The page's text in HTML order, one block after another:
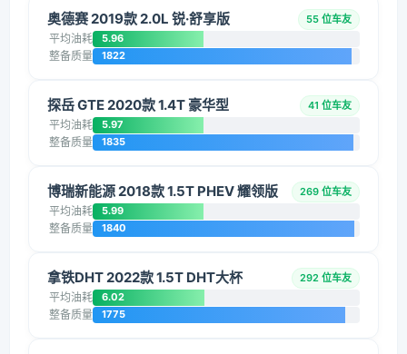
奥德赛 2019款 2.0L 锐·舒享版 55 位车友
平均油耗 5.96
整备质量 1822
探岳 GTE 2020款 1.4T 豪华型 41 位车友
平均油耗 5.97
整备质量 1835
博瑞新能源 2018款 1.5T PHEV 耀领版 269 位车友
平均油耗 5.99
整备质量 1840
拿铁DHT 2022款 1.5T DHT大杯 292 位车友
平均油耗 6.02
整备质量 1775